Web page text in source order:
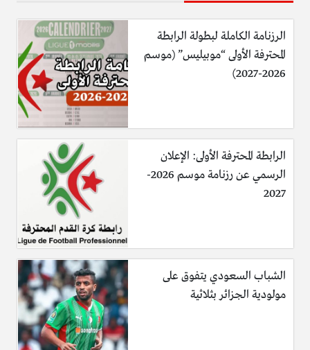
الرزنامة الكاملة لبطولة الرابطة
المحترفة الأولى “موبيليس” (موسم
2026-2027)
الرابطة المحترفة الأولى: الإعلان
الرسمي عن رزنامة موسم 2026-
2027
الشباب السعودي يتفوق على
مولودية الجزائر بثلاثية